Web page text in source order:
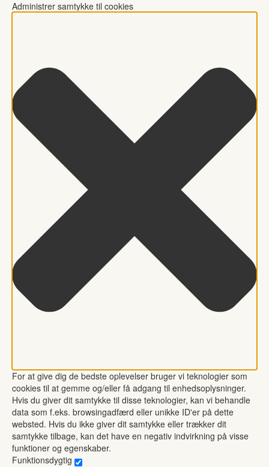
Administrer samtykke til cookies
For at give dig de bedste oplevelser bruger vi teknologier som
cookies til at gemme og/eller få adgang til enhedsoplysninger.
Hvis du giver dit samtykke til disse teknologier, kan vi behandle
data som f.eks. browsingadfærd eller unikke ID'er på dette
websted. Hvis du ikke giver dit samtykke eller trækker dit
samtykke tilbage, kan det have en negativ indvirkning på visse
funktioner og egenskaber.
Funktionsdygtig